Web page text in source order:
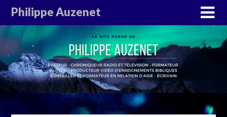
Philippe Auzenet